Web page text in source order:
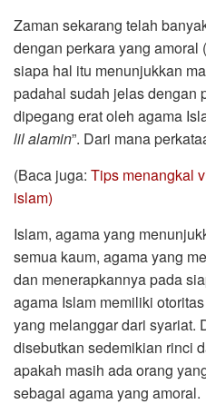
Zaman sekarang telah
dengan perkara yang
siapa hal itu menunjukkan
padahal sudah jelas dengan
dipegang erat oleh agama
lil alamin”. Dari mana
(Baca juga: Tips menangkal
islam)
Islam, agama yang
semua kaum, agama yang
dan menerapkannya pada
agama Islam memiliki
yang melanggar dari syariat.
disebutkan sedemikian rinci
apakah masih ada orang
sebagai agama yang amoral.